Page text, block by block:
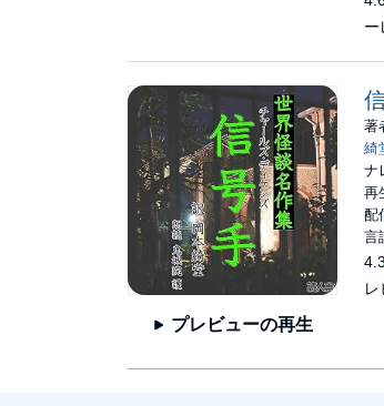
ー
プレビューの再生
著
綺
ナ
再
配
言
4.3
レ